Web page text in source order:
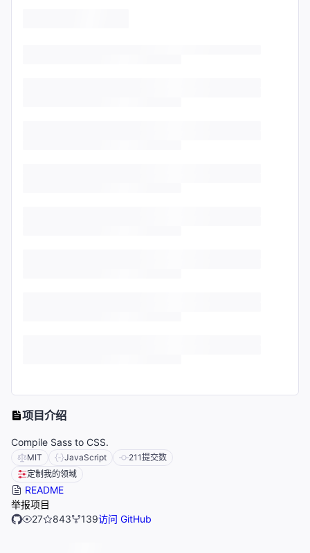
项目介绍
Compile Sass to CSS.
MIT JavaScript 211提交数
定制我的领域
README
举报项目
27
843 139访问 GitHub